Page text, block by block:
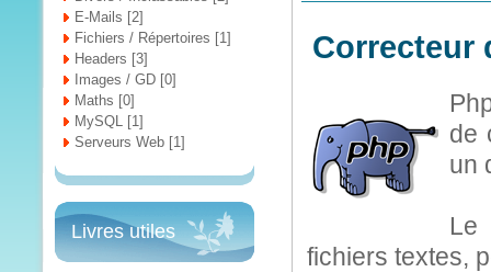
Correcteur
de
un
Le
fichiers textes,
E-Mails [2]
Fichiers / Répertoires [1]
Headers [3]
Images / GD [0]
Maths [0]
MySQL [1]
Serveurs Web [1]
Livres utiles